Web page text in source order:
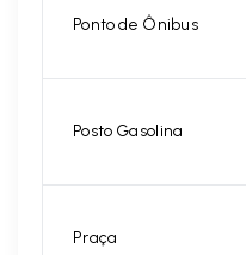
Ponto de Ônibus
Posto Gasolina
Praça